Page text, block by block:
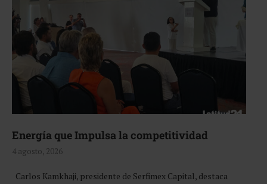
Energía que Impulsa la competitividad
4 agosto, 2026
Carlos Kamkhaji, presidente de Serfimex Capital, destaca